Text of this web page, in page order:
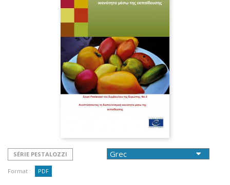
SÉRIE PESTALOZZI
Format : PDF